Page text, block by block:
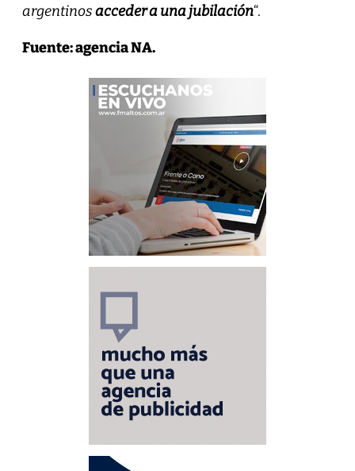
argentinosacceder a una jubilación“.
Fuente: agencia NA.